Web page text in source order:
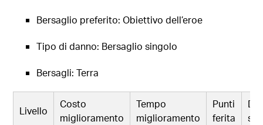
Bersaglio preferito: Obiettivo dell’eroe
Tipo di danno: Bersaglio singolo
Bersagli: Terra
Livello
Costo
miglioramento
Tempo
miglioramento
Punti
ferita